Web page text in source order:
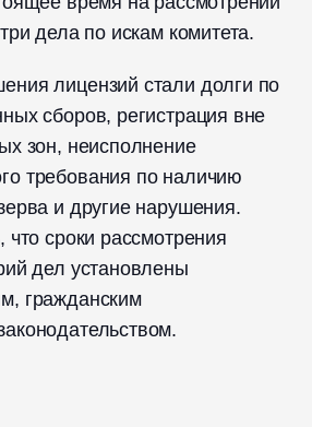
дела по искам комитета.
лицензий стали долги по
сборов, регистрация вне
зон, неисполнение
требования по наличию
и другие нарушения.
что сроки рассмотрения
дел установлены
гражданским